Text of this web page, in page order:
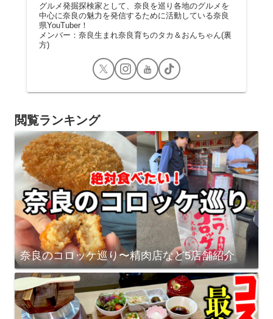
グルメ発掘探検家として、奈良を巡り各地のグルメを
中心に奈良の魅力を発信するために活動している奈良
県YouTuber！
メンバー：奈良生まれ奈良育ちのタカ＆おんちゃん(裏
方)
閲覧ランキング
奈良のコロッケ巡り〜精肉店など5店舗紹介